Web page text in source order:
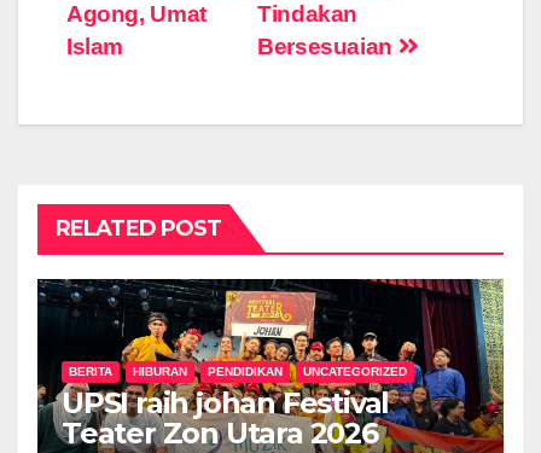
Tindakan
Bersesuaian
Agong, Umat
Islam
RELATED POST
BERITA HIBURAN PENDIDIKAN UNCATEGORIZED
UPSI raih johan Festival
Teater Zon Utara 2026